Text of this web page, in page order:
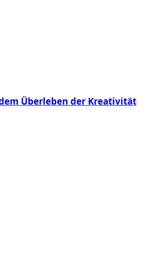
Überleben der Kreativität